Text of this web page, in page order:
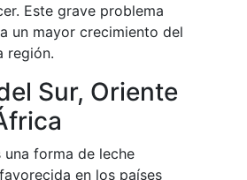
Este grave problema
un mayor crecimiento del
región.
Sur, Oriente
una forma de leche
en los países